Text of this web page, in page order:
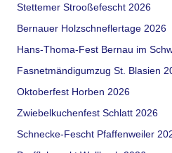
Stettemer Strooßefescht 2026
Bernauer Holzschneflertage 2026
Hans-Thoma-Fest Bernau im
Fasnetmändigumzug St. Blasien
Oktoberfest Horben 2026
Zwiebelkuchenfest Schlatt 2026
Schnecke-Fescht Pfaffenweiler